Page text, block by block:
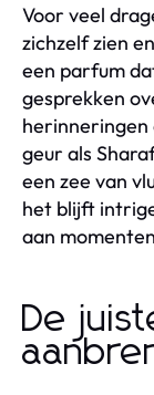
Voor veel
zichzelf zien
een parfum
gesprekken
herinneringen
geur als
een zee van
het blijft
aan
De